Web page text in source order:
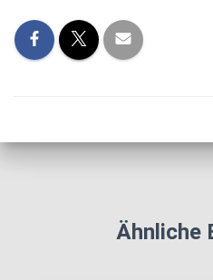
Ähnliche